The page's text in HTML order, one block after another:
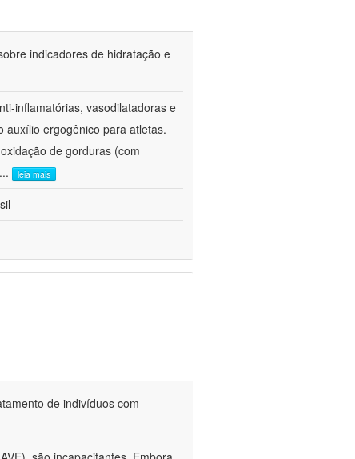
indicadores de hidratação e
inflamatórias, vasodilatadoras e
auxílio ergogênico para atletas.
de gorduras (com
... leia mais
de indivíduos com